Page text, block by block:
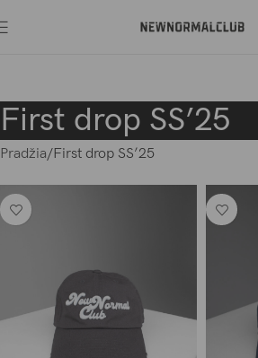
First drop SS’25
Pradžia First drop SS’25